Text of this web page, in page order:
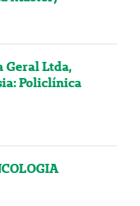
Geral Ltda,
Policlínica